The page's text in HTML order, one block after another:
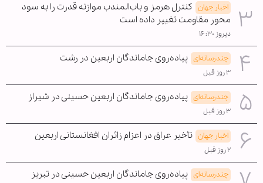
اخبار جهان کنترل هرمز و باب‌المندب موازنه قدرت را به سود
محور مقاومت تغییر داده است
دیروز ۱۶:۳۰
چندرسانه‌ای پیاده‌روی جاماندگان اربعین در رشت
۳ روز قبل
چندرسانه‌ای پیاده‌روی جاماندگان اربعین حسینی در شیراز
۳ روز قبل
اخبار جهان تأخیر عراق در اعزام زائران افغانستانی اربعین
۲ روز قبل
چندرسانه‌ای پیاده‌روی جاماندگان اربعین حسینی در تبریز